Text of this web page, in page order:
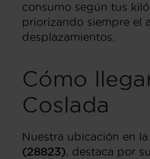
consumo según tus
priorizando siempre el
desplazamientos.
Cómo
Coslada
Nuestra ubicación en la
(28823) , destaca por